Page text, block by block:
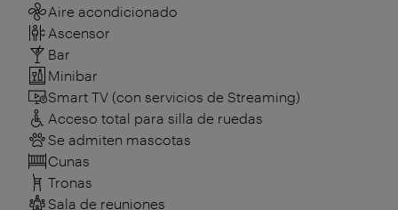
Aire acondicionado
Ascensor
Bar
Minibar
Smart TV (con servicios de Streaming)
Acceso total para silla de ruedas
Se admiten mascotas
Cunas
Tronas
Sala de reuniones